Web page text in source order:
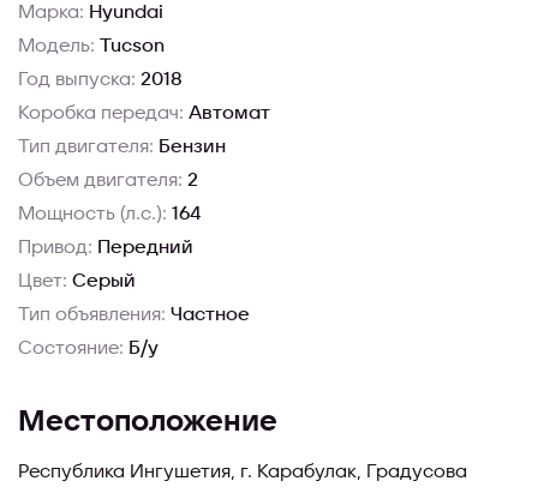
Марка: Hyundai
Модель: Tucson
Год выпуска: 2018
Коробка передач: Автомат
Тип двигателя: Бензин
Объем двигателя: 2
Мощность (л.с.): 164
Привод: Передний
Цвет: Серый
Тип объявления: Частное
Состояние: Б/у
Местоположение
Республика Ингушетия, г. Карабулак, Градусова